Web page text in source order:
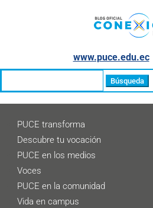
www.puce.edu.ec│
PUCE transforma
Descubre tu vocación
PUCE en los medios
Voces
PUCE en la comunidad
Vida en campus